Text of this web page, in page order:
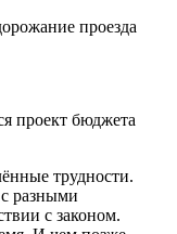
проект бюджета
трудности.
разными
с законом.